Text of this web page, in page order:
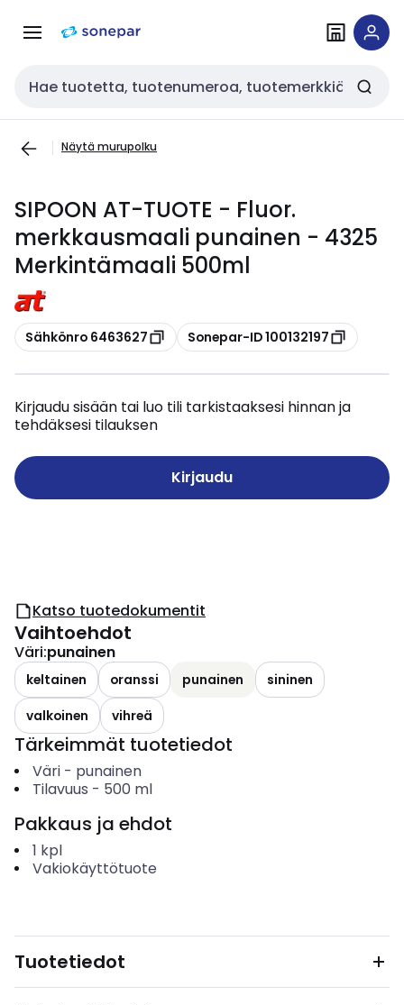
navigointiinsisältöön
Haku
Näytä murupolku
SIPOON AT-TUOTE - Fluor.
merkkausmaali punainen - 4325
Merkintämaali 500ml
Kopioi
Sähkönro 6463627 Kopioi
Sonepar-ID 100132197
Kirjaudu sisään tai luo tili tarkistaaksesi hinnan ja
tehdäksesi tilauksen
Kirjaudu
Katso tuotedokumentit
Vaihtoehdot
Väri:punainen
keltainen oranssi punainen
sininen
valkoinen
vihreä
Tärkeimmät tuotetiedot
Väri- punainen
Tilavuus - 500 ml
Pakkaus ja ehdot
1 kpl
Vakiokäyttötuote
Tuotetiedot